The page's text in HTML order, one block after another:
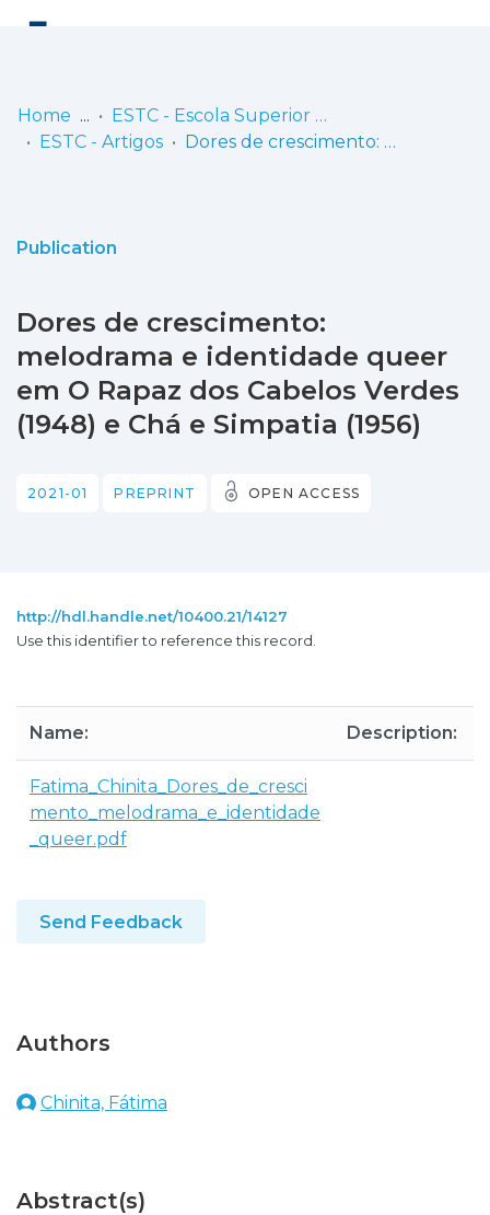
Statistics
Home
ESTC - Escola Superior de Teatro e Cinema
ESTC - Artigos
Dores de crescimento: melodrama e identidade queer em O Rapaz dos Cabelos Verdes (1948) e Chá e Simpatia (1956)
Publication
Dores de crescimento:
melodrama e identidade queer
em O Rapaz dos Cabelos Verdes
(1948) e Chá e Simpatia (1956)
2021-01 PREPRINT OPEN ACCESS
http://hdl.handle.net/10400.21/14127
Use this identifier to reference this record.
Name: Description:
Fatima_Chinita_Dores_de_cresci
mento_melodrama_e_identidade
_queer.pdf
Send Feedback
Authors
Chinita, Fátima
Abstract(s)